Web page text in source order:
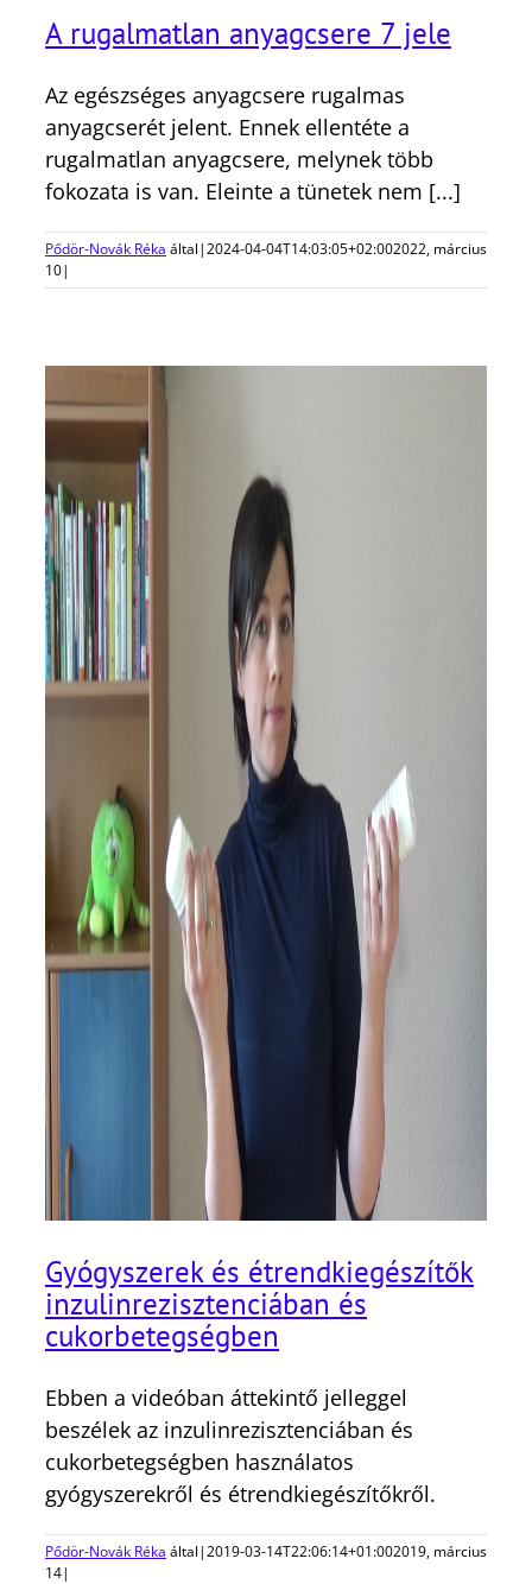
A rugalmatlan anyagcsere 7 jele
Az egészséges anyagcsere rugalmas
anyagcserét jelent. Ennek ellentéte a
rugalmatlan anyagcsere, melynek több
fokozata is van. Eleinte a tünetek nem [...]
Pődör-Novák Réka által|2024-04-04T14:03:05+02:002022, március
10|
Gyógyszerek és étrendkiegészítők
inzulinrezisztenciában és
cukorbetegségben
Ebben a videóban áttekintő jelleggel
beszélek az inzulinrezisztenciában és
cukorbetegségben használatos
gyógyszerekről és étrendkiegészítőkről.
Pődör-Novák Réka által|2019-03-14T22:06:14+01:002019, március
14|